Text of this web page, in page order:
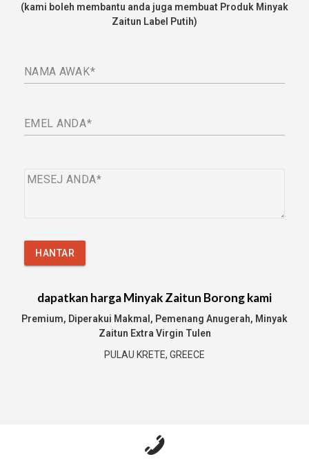
(kami boleh membantu anda juga membuat Produk Minyak
Zaitun Label Putih)
NAMA AWAK
EMEL ANDA
MESEJ ANDA
HANTAR
dapatkan harga Minyak Zaitun Borong kami
Premium, Diperakui Makmal, Pemenang Anugerah, Minyak
Zaitun Extra Virgin Tulen
PULAU KRETE, GREECE